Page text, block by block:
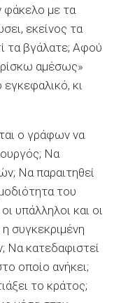
με τα
εκείνος τα
τα βγάλατε; Αφού
αμέσως»
κι
ο γράφων να
Να
Να παραιτηθεί
του
υπάλληλοι και οι
συγκεκριμένη
Να κατεδαφιστεί
οποίο ανήκει;
το κράτος;